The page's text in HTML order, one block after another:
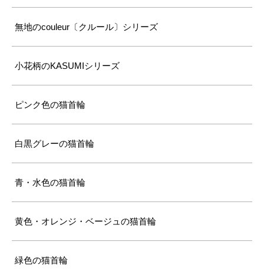
無地のcouleur〔クルール〕シリーズ
小花柄のKASUMIシリーズ
ピンク色の猫首輪
白黒グレーの猫首輪
青・水色の猫首輪
黄色・オレンジ・ベージュの猫首輪
緑色の猫首輪